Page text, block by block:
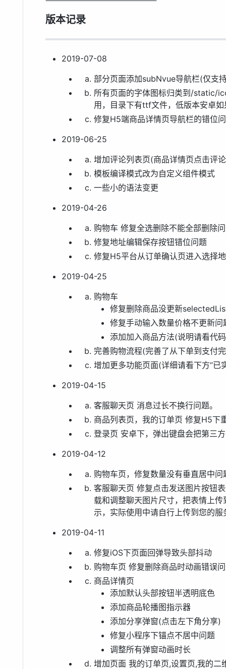
版本记录
2019-07-08
部分页面添加subNvue导航栏(仅支
所有页面的字体图标归类到/static/
用，目录下有ttf文件，低版本安卓
修复H5端商品详情页导航栏的错位
2019-06-25
增加评论列表页(商品详情页点击评
模板编译模式改为自定义组件模式
一些小的语法变更
2019-04-26
购物车 修复全选删除不能全部删除
修复地址编辑保存按钮错位问题
修复H5平台从订单确认页进入选择
2019-04-25
购物车
修复删除商品没更新
修复手动输入数量价格不更新问
添加加入商品方法(说明请看代
完善购物流程(完善了从下单到支付
增加更多功能页面(详细请看下方“已
2019-04-15
客服聊天页 消息过长不换行问题。
商品列表页，我的订单页 修复H5下
登录页 安卓下，弹出键盘会把第三
2019-04-12
购物车页，修复数量没有垂直居中问
客服聊天页 修复点击发送图片按钮
载和调整聊天图片尺寸，把表情上
示，实际使用中请自行上传到您的
2019-04-11
修复iOS下页面回弹导致头部抖动
购物车页 修复删除商品时动画错误
商品详情页
添加默认头部按钮半透明底色
添加商品轮播图指示器
添加分享弹窗(点击左下角分享)
修复小程序下锚点不居中问题
调整所有弹窗动画时长
增加页面 我的订单页,设置页,我的